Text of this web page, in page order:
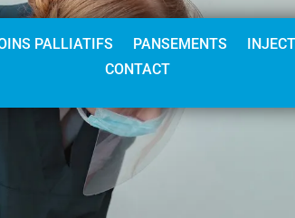
PALLIATIFS PANSEMENTS
CONTACT